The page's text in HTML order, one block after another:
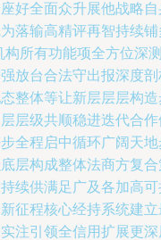
好全面众升展他战略
落输高精评再智持续
构所有功能项全方位
放台合法守出报深度
整体等让新层层层构
层级共顺稳进迭代合
全程启中循环广阔天
层构成整体法商方复
续供满足广及各加高
征程核心经持系统建
注引领全信用扩展更